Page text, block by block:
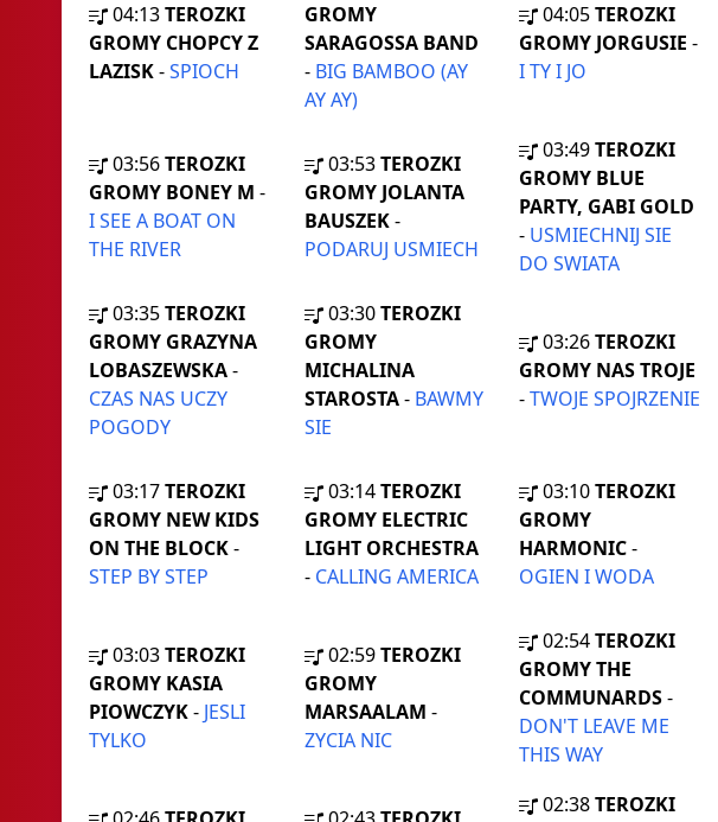
04:13TEROZKI
GROMY CHOPCY Z
LAZISK-SPIOCH
GROMY
SARAGOSSA BAND
- BIG BAMBOO (AY
AY AY)
04:05TEROZKI
GROMY JORGUSIE -
I TY I JO
03:56TEROZKI
GROMY BONEY M -
I SEE A BOAT ON
THE RIVER
03:53 TEROZKI
GROMY JOLANTA
BAUSZEK-
PODARUJ USMIECH
03:49TEROZKI
GROMY BLUE
PARTY, GABI GOLD
- USMIECHNIJ SIE
DO SWIATA
03:35TEROZKI
GROMY GRAZYNA
LOBASZEWSKA-
CZAS NAS UCZY
POGODY
03:30 TEROZKI
GROMY
MICHALINA
STAROSTA- BAWMY
SIE
03:26TEROZKI
GROMY NAS TROJE
-TWOJE SPOJRZENIE
03:17TEROZKI
GROMY NEW KIDS
ON THE BLOCK-
STEP BY STEP
03:14 TEROZKI
GROMY ELECTRIC
LIGHT ORCHESTRA
- CALLING AMERICA
03:10TEROZKI
GROMY
HARMONIC-
OGIEN I WODA
03:03TEROZKI
GROMY KASIA
PIOWCZYK- JESLI
TYLKO
02:59 TEROZKI
GROMY
MARSAALAM -
ZYCIA NIC
02:54TEROZKI
GROMY THE
COMMUNARDS-
DON'T LEAVE ME
THIS WAY
02:38TEROZKI